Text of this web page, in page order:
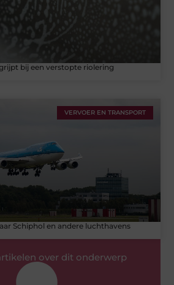
bij een verstopte riolering
VERVOER EN TRANSPORT
Schiphol en andere luchthavens
over dit onderwerp